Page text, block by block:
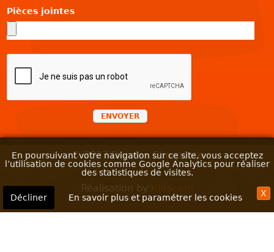
Pièces jointes
ENVOYER
© 2023 Damien Charpente
Réalisation by
En poursuivant votre navigation sur ce site, vous acceptez
l’utilisation de cookies comme Google Analytics pour réaliser
des statistiques de visites.
X
Décliner En savoir plus et paramétrer les cookies